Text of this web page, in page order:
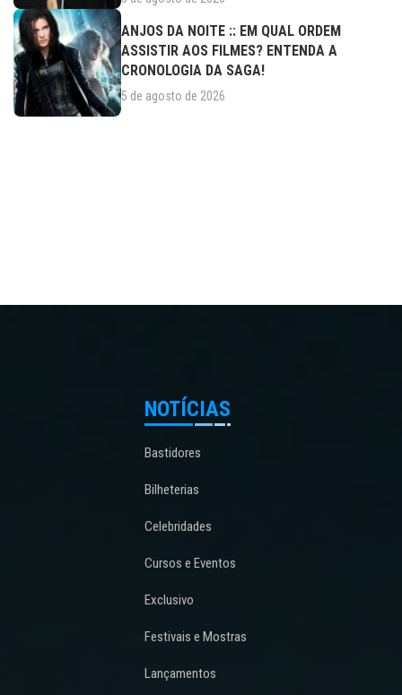
ANJOS DA NOITE :: EM QUAL ORDEM
ASSISTIR AOS FILMES? ENTENDA A
CRONOLOGIA DA SAGA!
5 de agosto de 2026
NOTÍCIAS
Bastidores
Bilheterias
Celebridades
Cursos e Eventos
Exclusivo
Festivais e Mostras
Lançamentos